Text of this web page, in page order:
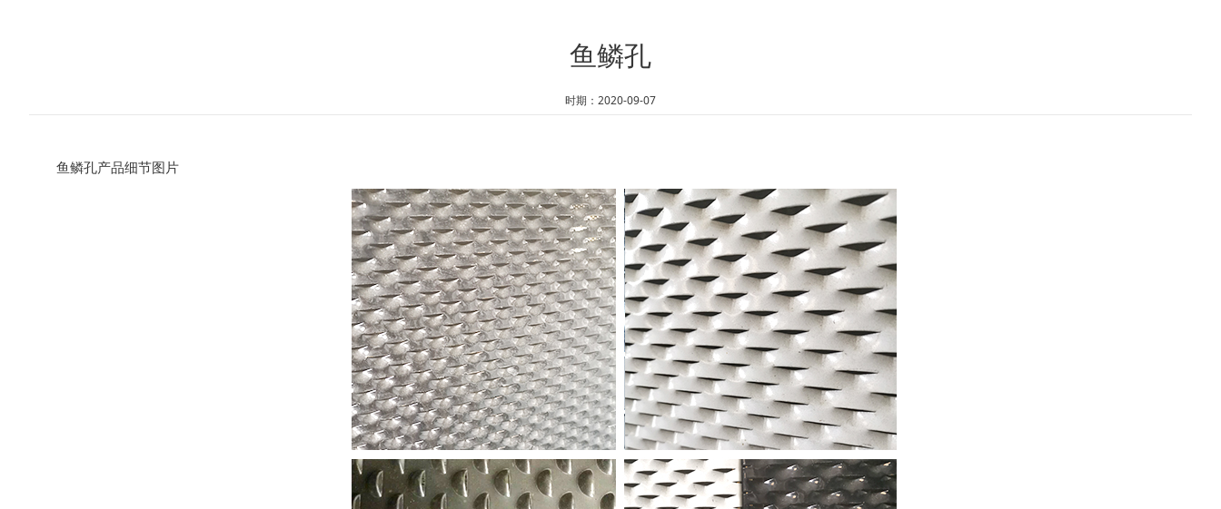
鱼鳞孔
时期：2020-09-07
鱼鳞孔产品细节图片